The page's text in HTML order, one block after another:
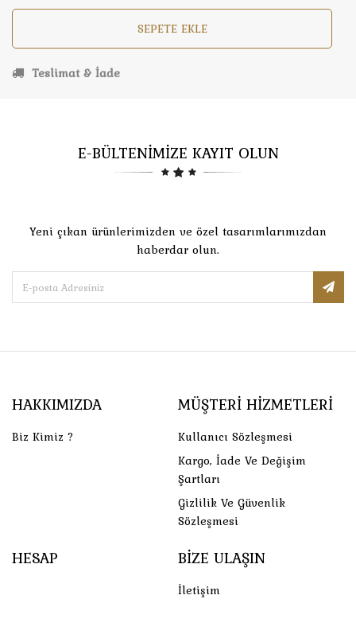
SEPETE EKLE
Teslimat & İade
E-BÜLTENİMİZE KAYIT OLUN
Yeni çıkan ürünlerimizden ve özel tasarımlarımızdan
haberdar olun.
HAKKIMIZDA
Biz Kimiz ?
MÜŞTERI HIZMETLERI
Kullanıcı Sözleşmesi
Kargo, İade Ve Değişim
Şartları
Gizlilik Ve Güvenlik
Sözleşmesi
HESAP BIZE ULAŞIN
İletişim